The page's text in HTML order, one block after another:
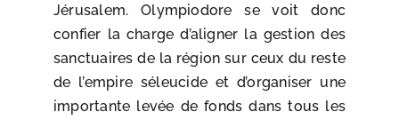
Jérusalem. Olympiodore se voit donc
confier la charge d’aligner la gestion des
sanctuaires de la région sur ceux du reste
de l’empire séleucide et d’organiser une
importante levée de fonds dans tous les